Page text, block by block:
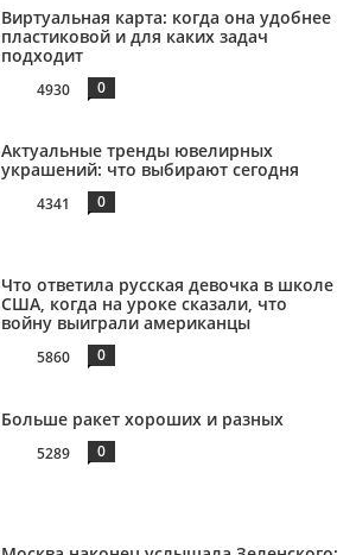
Виртуальная карта: когда она удобнее
пластиковой и для каких задач
подходит
4930 0
Актуальные тренды ювелирных
украшений: что выбирают сегодня
4341 0
Что ответила русская девочка в школе
США, когда на уроке сказали, что
войну выиграли американцы
5860 0
Больше ракет хороших и разных
5289 0